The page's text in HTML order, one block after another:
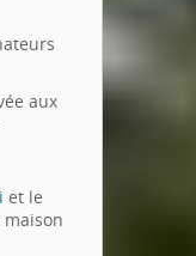
aux
et le